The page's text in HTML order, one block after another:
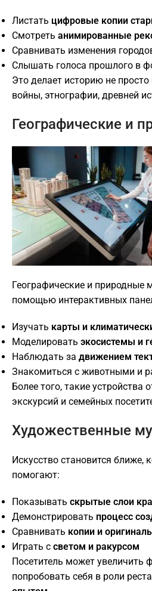
Листать цифровые копии
Смотреть анимированные
Сравнивать изменения
Слышать голоса прошлого в
Это делает историю не
войны, этнографии, древней
Географические и
Географические и природные
помощью интерактивных
Изучать карты и
Моделировать экосистемы и
Наблюдать за движением
Знакомиться с животными и
Более того, такие устройства
экскурсий и семейных
Художественные
Искусство становится ближе,
помогают:
Показывать скрытые слои
Демонстрировать процесс
Сравнивать копии и
Играть с светом и ракурсом
Посетитель может увеличить
попробовать себя в роли